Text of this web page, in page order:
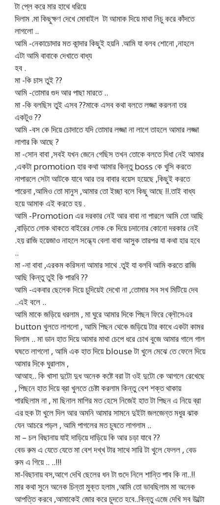
টা প্লে করে মার হাথে ধরিয়ে
দিলাম .মা কিছুক্ষণ দেখে মোবাইল টা আমাক দিয়ে মাথা নিচু করে কাঁদতে
লাগলো ..
আমি -নেকাচোদার মত কান্দার কিছুই হয়নি .আমি যা বলব শোনো ,নাহলে
এটা আমি বাবাকে দেখাতে বাধ্য
হব .
মা -কি চাস তুই ??
আমি -তোমার গুদ আর পাছা মারতে ..
মা -কি বলছিস তুই এসব ??মাকে এসব কথা বলতে লজ্জা করলনা তর
একটুও ??
আমি -বস কে দিয়ে চোদাতে যদি তোমার লজ্জা না লাগে তাহলে আমার লজ্জা
লাগার কি আছে ?
মা -সোন বাবা ,সবই যখন জেনে গেছিস তখন তোকে বলতে দিধা নেই আমার
,একটা promotion হার কথা আমার কিন্তু boss কে খুসি করতে
নাপারলে সেটা আটকে যাবে আর তর বাবার বয়েস হয়েছে ,কিছুই করতে
পারেনা ,আমিও তো মানুস ,আমার তো ইচ্ছা বলে কিছু আছে !!.তাই বাধ্য
হয়ে আমাক এই করতে হয় .
আমি -Promotion এর দরকার নেই আর বাবা না পারলে আমি তো আছি
,বাড়িতে লোক থাকতে বাইরের লোক কে দিয়ে চদানোর কোনো দরকার নেই
.হয় রাজি হয়েজাও নাহলে সন্ধ্যে বেলা বাবা আসুক তারপর যা কথা হার হবে
..
মা -না বাবা ,এরকম করিসনা আমার সাথে .তুই যা বলবি আমি করতে রাজি
আছি কিন্তু তুই কি পারবি ??
আমি -একবার ছেলেক দিয়ে চুদিয়েই দেখো না ,তোমার সব সখ মিটিয়ে দেব
..এই বলে ..
আমি মাকে জড়িয়ে ধরলাম , মা ঘুরে আমার দিকে পিছন ফিরে ব্লৌসেএর
button খুলতে লাগলো , আমি পিছন থেকে জড়িয়ে টার কাধে একটা কামর
দিলাম .. মা ডান হাত দিয়ে আমার মাথা চেপে ধরে চোখ বুজে আমার গালে গাল
ঘষতে লাগলো , আমি এক হাত দিয়ে blouse টা খুলে মেঝে তে ফেলে দিয়ে
আমার দিকে ঘুরালাম ,
আআহ.. কি খাসা দুটো দুধ অনেক কষ্টে বরা টা ওই দুটো কে আগলে রেখেছে
, পিছনে হাত দিয়ে ব্রা খুলতে চেষ্টা করলাম কিন্তু বেশ শক্ত থাকায়
পারছিলাম না , মা ছিনাল মাগির মত হেসে নিজেই হাত টা পিছন এ নিয়ে ব্রা
এর হুক টা খুলে দিল আর অমনি আমার সামনে দুইটা জলজেন্ত মধুর ঝাক
যেন আচরে পড়ল , আমি পাগলের মত চুষতে লাগলাম ..
মা – চল বিছানায় যাই দাড়িয়ে দাড়িয়ে কি আর চড়া যাবে ??
বেড রুম এ যেতে যেতে মা বেশ দখ্খ টার সাথে সারি টা খুলে ফেলল , বেড
রুম এ গিয়ে .. ..!!!
মা-বিছানায় বস,আগে দেখি ছেলের ধন টা গুদে নিলে শান্তি পাব কি না..!!
মার কথা সুনে অনেক চিন্তা মুক্ত হলাম ,আমি তো ভাবছিলাম মা অনেক
আপত্তি করবে ,আমাকেই জোর করে চুদতে হবে..কিন্তু এজে দেখি সব উল্টো